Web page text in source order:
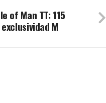
of Man TT: 115
M